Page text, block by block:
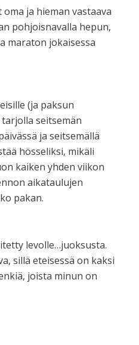
ja hieman vastaava
pohjoisnavalla hepun,
maraton jokaisessa
(ja paksun
seitsemän
ja seitsemällä
hösseliksi, mikäli
kaiken yhden viikon
aikataulujen
pakan.
levolle…juoksusta.
sillä eteisessä on kaksi
joista minun on